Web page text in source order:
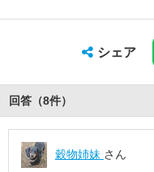
シェア
回答（8件）
穀物姉妹 さん